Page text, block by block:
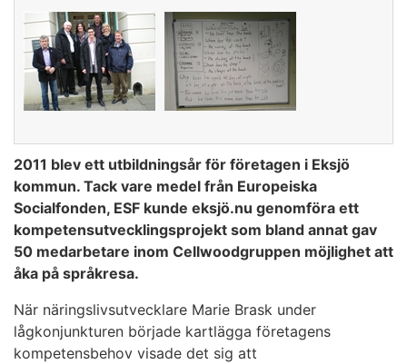
2011 blev ett utbildningsår för företagen i Eksjö
kommun. Tack vare medel från Europeiska
Socialfonden, ESF kunde eksjö.nu genomföra ett
kompetensutvecklingsprojekt som bland annat gav
50 medarbetare inom Cellwoodgruppen möjlighet att
åka på språkresa.
När näringslivsutvecklare Marie Brask under
lågkonjunkturen började kartlägga företagens
kompetensbehov visade det sig att